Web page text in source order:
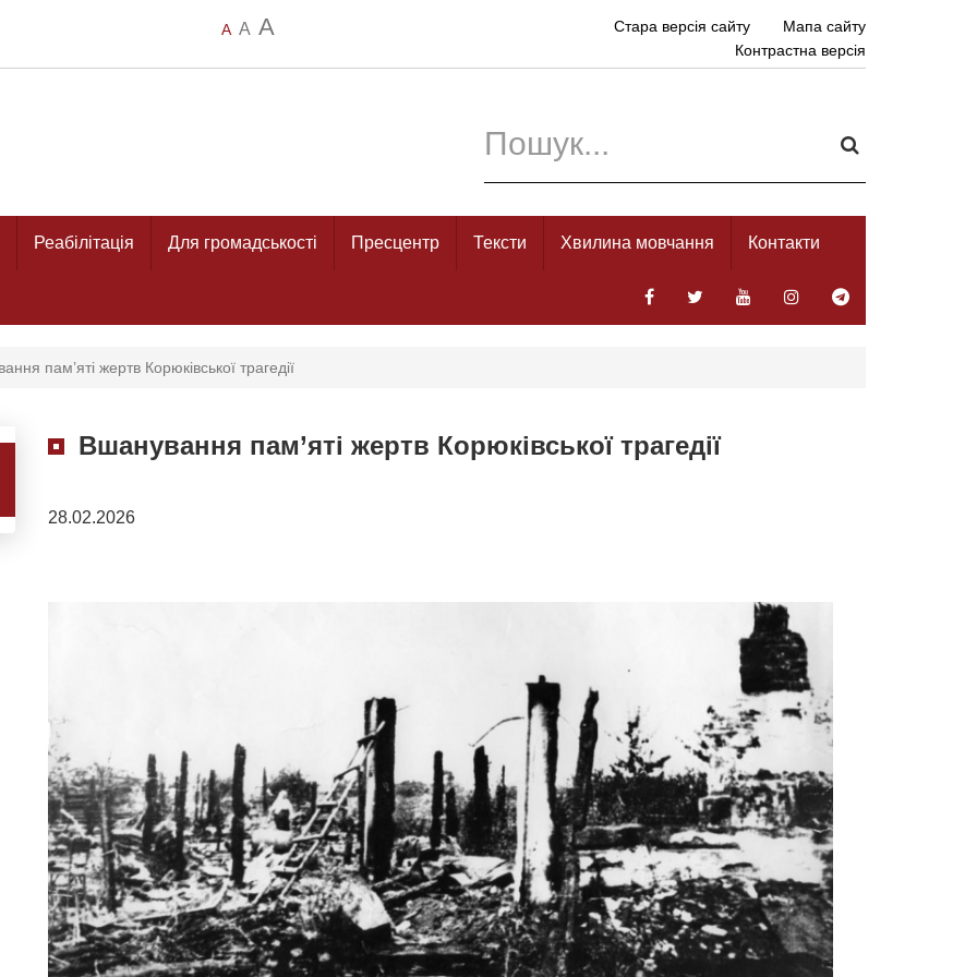
A A A Стара версія сайту
Мапа сайту
Контрастна версія
Реабілітація Для громадськості Пресцентр Тексти Хвилина мовчання Контакти
пам’яті жертв Корюківської трагедії
Вшанування пам’яті жертв Корюківської трагедії
28.02.2026